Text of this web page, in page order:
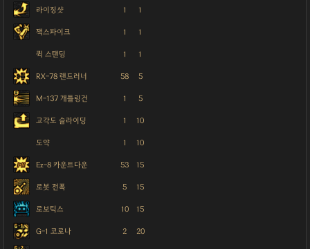
라이징샷 1 1
잭스파이크 1 1
퀵 스탠딩 1 1
RX-78 랜드러너 58 5
M-137 개틀링건 1 5
고각도 슬라이딩 1 10
도약 1 10
Ez-8 카운트다운 53 15
로봇 전폭 5 15
로보틱스 10 15
G-1 코로나 2 20